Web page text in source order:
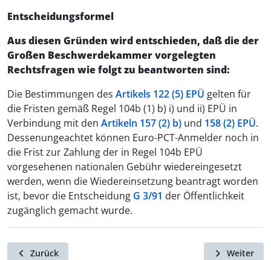
Entscheidungsformel
Aus diesen Gründen wird entschieden, daß die der
Großen Beschwerdekammer vorgelegten
Rechtsfragen wie folgt zu beantworten sind:
Die Bestimmungen des Artikels 122 (5) EPÜ gelten für
die Fristen gemäß Regel 104b (1) b) i) und ii) EPÜ in
Verbindung mit den Artikeln 157 (2) b) und 158 (2) EPÜ.
Dessenungeachtet können Euro-PCT-Anmelder noch in
die Frist zur Zahlung der in Regel 104b EPÜ
vorgesehenen nationalen Gebühr wiedereingesetzt
werden, wenn die Wiedereinsetzung beantragt worden
ist, bevor die Entscheidung G 3/91 der Öffentlichkeit
zugänglich gemacht wurde.
Zurück Weiter